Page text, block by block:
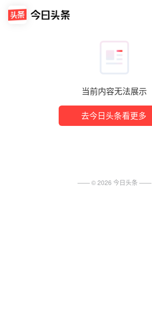
当前内容无法展示
去今日头条看更多
—— ©2026 今日头条 ——